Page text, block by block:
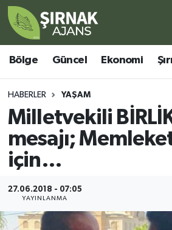
Bölge Güncel Ekonomi
HABERLER YAŞAM
Milletvekili
mesajı;
için…
27.06.2018 - 07:05
YAYINLANMA
Bölge
Güncel
Ekonomi
Şırnak
Yaşam
Sağlık
Şırnak Nöbetçi Eczaneler
Şırnak Hava Durumu
Şirnak Namaz Vakitleri
Şırnak Trafik Yoğunluk
Süper Lig Puan Durumu ve
Tüm Manşetler